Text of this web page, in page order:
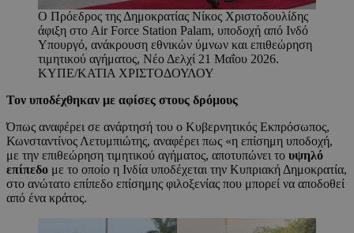
O Πρόεδρος της Δημοκρατίας Νίκος Χριστοδουλίδης
άφιξη στο Air Force Station Palam, υποδοχή από Ινδό
Υπουργό, ανάκρουση εθνικών ύμνων και επιθεώρηση
τιμητικού αγήματος, Νέο Δελχί 21 Μαΐου 2026.
ΚΥΠΕ/ΚΑΤΙΑ ΧΡΙΣΤΟΔΟΥΛΟΥ
Τον υποδέχθηκαν με αφίσες στους δρόμους
Όπως αναφέρει σε ανάρτησή του ο Κυβερνητικός Εκπρόσωπος,
Κωνσταντίνος Λετυμπιώτης, αναφέρει πως «η επίσημη υποδοχή,
με την επιθεώρηση τιμητικού αγήματος, αποτυπώνει το υψηλό
επίπεδο με το οποίο η Ινδία υποδέχεται την Κυπριακή Δημοκρατία,
στο ανώτατο επίπεδο επίσημης φιλοξενίας που μπορεί να αποδοθεί
από ένα κράτος.